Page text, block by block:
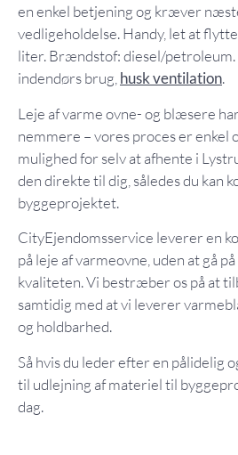
en enkel betjening og kræver
vedligeholdelse. Handy, let at
liter. Brændstof: diesel/petroleum.
indendørs brug,huskventilation.
Leje af varme ovne- og blæsere
nemmere – vores proces er enkel
mulighed for selv at afhente i
den direkte til dig, således du kan
byggeprojektet.
CityEjendomsservice leverer en
på leje af varmeovne, uden at gå
kvaliteten. Vi bestræber os på at
samtidig med at vi leverer
og holdbarhed.
Så hvis du leder efter en pålidelig
til udlejning af materiel til
dag.